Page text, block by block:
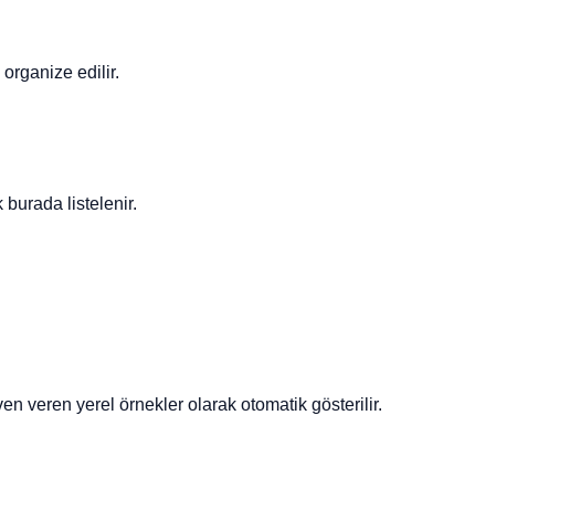
organize edilir.
burada listelenir.
veren yerel örnekler olarak otomatik gösterilir.